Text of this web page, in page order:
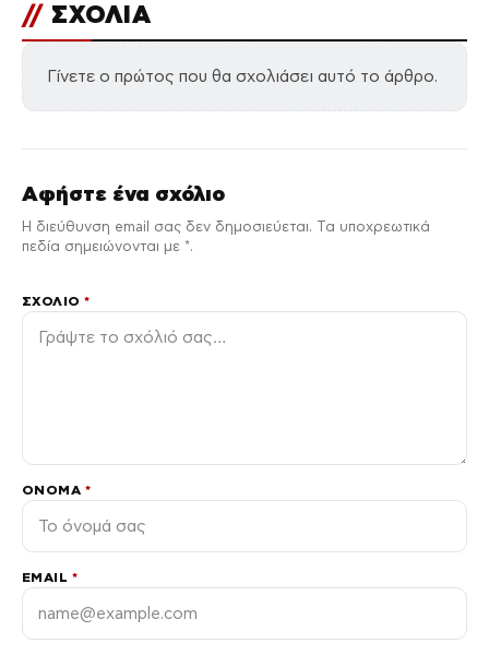
// ΣΧΟΛΙΑ
Γίνετε ο πρώτος που θα σχολιάσει αυτό το άρθρο.
Αφήστε ένα σχόλιο
Η διεύθυνση email σας δεν δημοσιεύεται. Τα υποχρεωτικά
πεδία σημειώνονται με *.
ΣΧΌΛΙΟ*
ΌΝΟΜΑ *
EMAIL *